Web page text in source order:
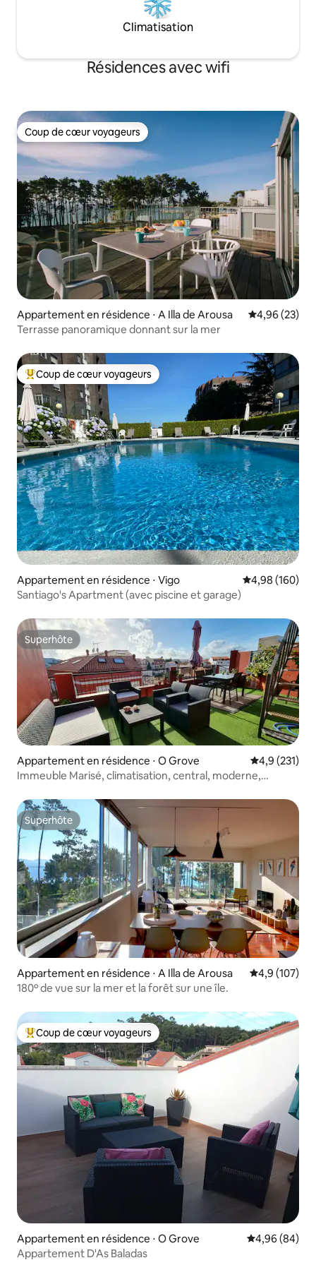
Climatisation
Résidences avec wifi
Coup de cœur voyageurs
Coup de cœur voyageurs
Appartement en résidence ⋅ A Illa de Arousa Évaluation
4,96 (23)
Terrasse panoramique donnant sur la mer
Coups de cœur voyageurs les plus appréciés
Coup de cœur voyageurs
Appartement en résidence ⋅ Vigo Évaluation
4,98 (160)
Santiago's Apartment (avec piscine et garage)
Superhôte
Superhôte
Appartement en résidence ⋅ O Grove Évaluation
4,9 (231)
Immeuble Marisé, climatisation, central, moderne,
Superhôte
Superhôte
Appartement en résidence ⋅ A Illa de Arousa Évaluation
4,9 (107)
180º de vue sur la mer et la forêt sur une île.
Coups de cœur voyageurs les plus appréciés
Coup de cœur voyageurs
Appartement en résidence ⋅ O Grove Évaluation
4,96 (84)
Appartement D'As Baladas